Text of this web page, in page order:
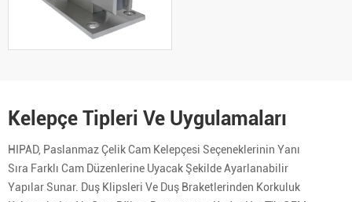
Kelepçe Tipleri Ve Uygulamaları
HIPAD, Paslanmaz Çelik Cam Kelepçesi Seçeneklerinin Yanı
Sıra Farklı Cam Düzenlerine Uyacak Şekilde Ayarlanabilir
Yapılar Sunar. Duş Klipsleri Ve Duş Braketlerinden Korkuluk